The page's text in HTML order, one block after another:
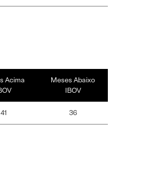
Acima
Meses Abaixo
IBOV
41 36